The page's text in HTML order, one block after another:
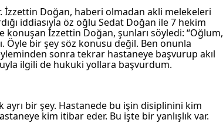
İzzettin Doğan, haberi olmadan akli melekeleri
iddiasıyla öz oğlu Sedat Doğan ile 7 hekim
konuşan İzzettin Doğan, şunları söyledi: “Oğlum,
Öyle bir şey söz konusu değil. Ben onunla
sonra tekrar hastaneye başvurup akıl
ilgili de hukuki yollara başvurdum.
ayrı bir şey. Hastanede bu işin disiplinini kim
kim itibar eder. Bu işte bir yanlışlık var.